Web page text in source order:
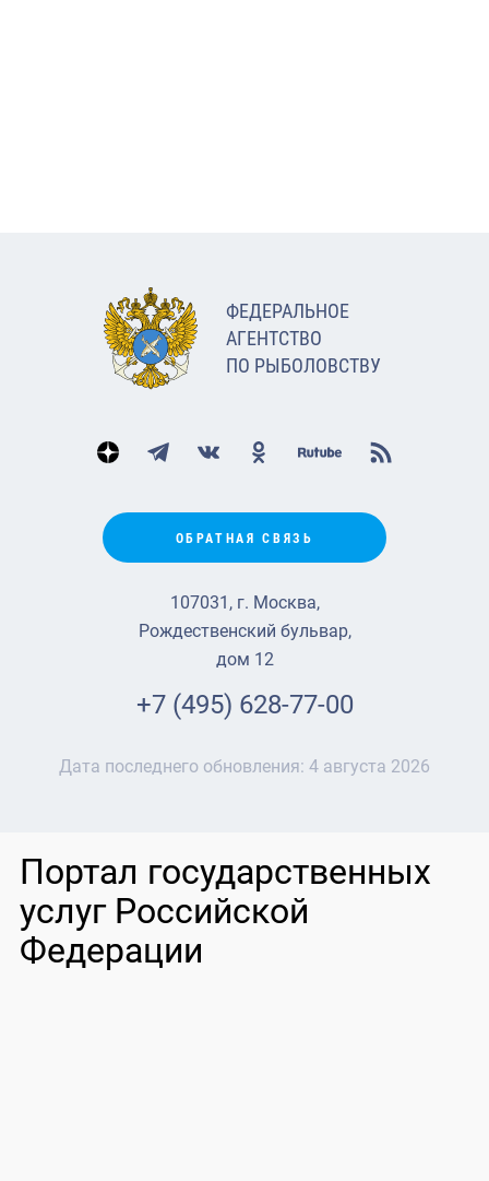
ФЕДЕРАЛЬНОЕ
АГЕНТСТВО
ПО РЫБОЛОВСТВУ
ОБРАТНАЯ СВЯЗЬ
107031, г. Москва,
Рождественский бульвар,
дом 12
+7 (495) 628-77-00
Дата последнего обновления: 4 августа 2026
Портал государственных
услуг Российской
Федерации